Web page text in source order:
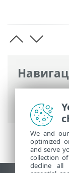
On-Prem
>
We and
optimized
and serve
collection
decline all